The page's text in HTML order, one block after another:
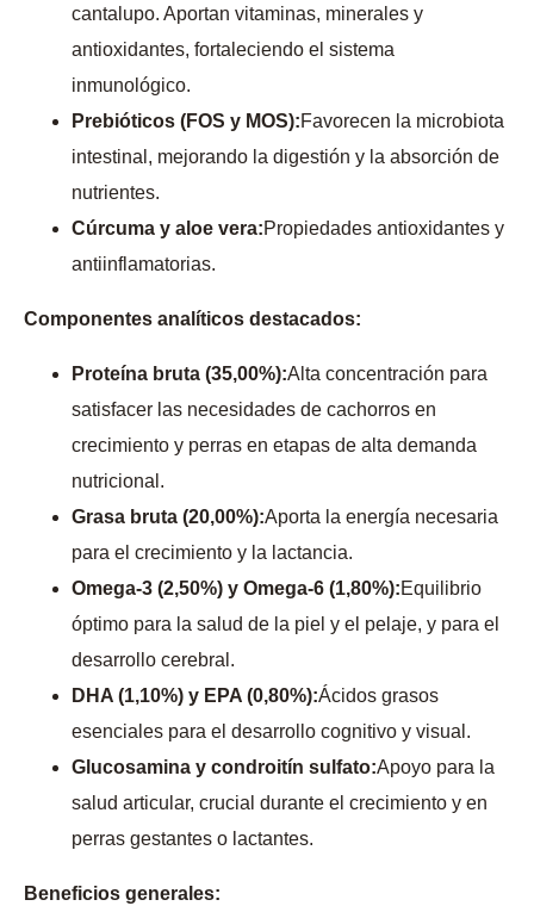
cantalupo. Aportan vitaminas, minerales y
antioxidantes, fortaleciendo el sistema
inmunológico.
Prebióticos (FOS y MOS):Favorecen la microbiota
intestinal, mejorando la digestión y la absorción de
nutrientes.
Cúrcuma y aloe vera:Propiedades antioxidantes y
antiinflamatorias.
Componentes analíticos destacados:
Proteína bruta (35,00%):Alta concentración para
satisfacer las necesidades de cachorros en
crecimiento y perras en etapas de alta demanda
nutricional.
Grasa bruta (20,00%):Aporta la energía necesaria
para el crecimiento y la lactancia.
Omega-3 (2,50%) y Omega-6 (1,80%):Equilibrio
óptimo para la salud de la piel y el pelaje, y para el
desarrollo cerebral.
DHA (1,10%) y EPA (0,80%):Ácidos grasos
esenciales para el desarrollo cognitivo y visual.
Glucosamina y condroitín sulfato:Apoyo para la
salud articular, crucial durante el crecimiento y en
perras gestantes o lactantes.
Beneficios generales: